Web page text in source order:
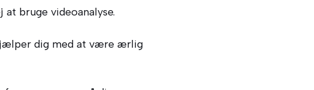
bruge videoanalyse.
dig med at være ærlig